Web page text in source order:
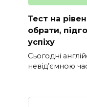
Тест на
обрати,
успіху
Сьогодні
невід’ємною